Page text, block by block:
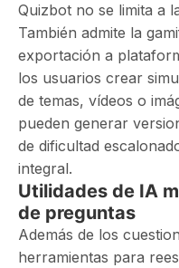
Quizbot no se limita a
También admite la
exportación a
los usuarios crear
de temas, vídeos o
pueden generar
de dificultad
integral.
Utilidades de IA
de preguntas
Además de los
herramientas para